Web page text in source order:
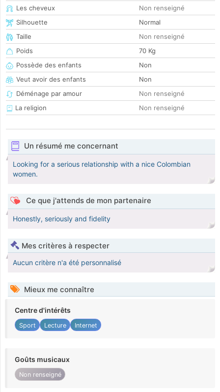
Les cheveux
Non renseigné
Silhouette
Normal
Taille
Non renseigné
Poids
70 Kg
Possède des enfants
Non
Veut avoir des enfants
Non
Déménage par amour
Non renseigné
La religion
Non renseigné
Un résumé me concernant
Looking for a serious relationship with a nice Colombian
women.
Ce que j'attends de mon partenaire
Honestly, seriously and fidelity
Mes critères à respecter
Aucun critère n'a été personnalisé
Mieux me connaître
Centre d'intérêts
Sport Lecture Internet
Goûts musicaux
Non renseigné